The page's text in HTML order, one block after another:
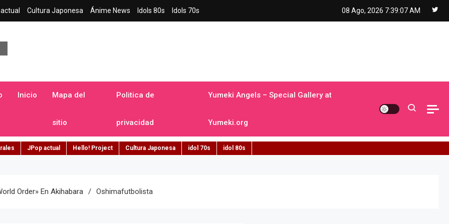
Cultura Japonesa Ánime News Idols 80s Idols 70s 08 Ago, 2026 7:39:08 AM
Inicio Mapa del
sitio
Politica de
privacidad
Yumeki Angels – Special Gallery at
Yumeki.org
JPop actual Hello! Project Cultura Japonesa idol 70s idol 80s
Order» En Akihabara Oshimafutbolista